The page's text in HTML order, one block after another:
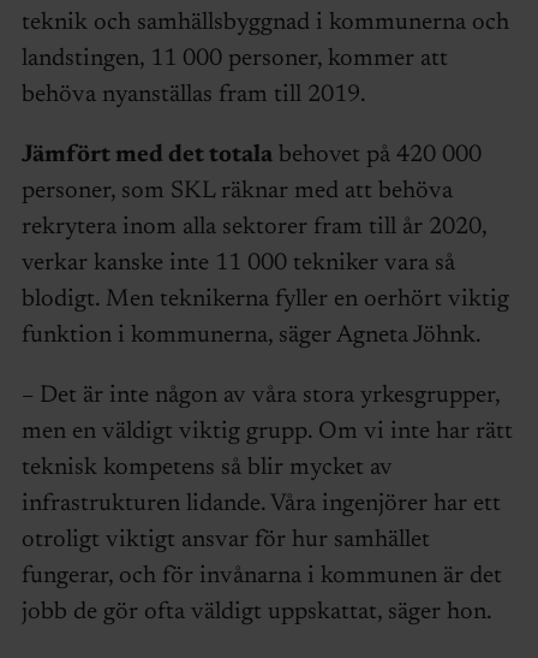
teknik och samhällsbyggnad i kommunerna och
landstingen, 11 000 personer, kommer att
behöva nyanställas fram till 2019.
Jämfört med det totalabehovet på 420 000
personer, som SKL räknar med att behöva
rekrytera inom alla sektorer fram till år 2020,
verkar kanske inte 11 000 tekniker vara så
blodigt. Men teknikerna fyller en oerhört viktig
funktion i kommunerna, säger Agneta Jöhnk.
– Det är inte någon av våra stora yrkesgrupper,
men en väldigt viktig grupp. Om vi inte har rätt
teknisk kompetens så blir mycket av
infrastrukturen lidande. Våra ingenjörer har ett
otroligt viktigt ansvar för hur samhället
fungerar, och för invånarna i kommunen är det
jobb de gör ofta väldigt uppskattat, säger hon.